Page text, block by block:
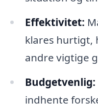
Effektivitet:
klares hurtigt,
andre vigtige
Budgetvenlig:
indhente